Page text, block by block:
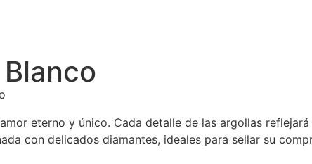
eterno y único. Cada detalle de las argollas
con delicados diamantes, ideales para sellar su